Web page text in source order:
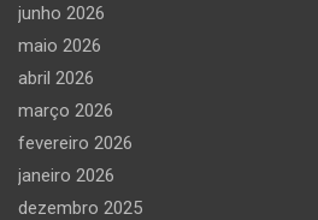
junho 2026
maio 2026
abril 2026
março 2026
fevereiro 2026
janeiro 2026
dezembro 2025